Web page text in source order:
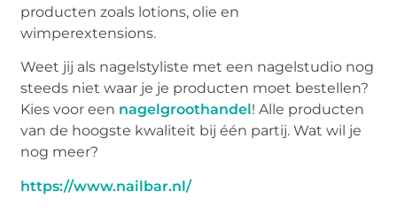
producten zoals lotions, olie en
wimperextensions.
Weet jij als nagelstyliste met een nagelstudio nog
steeds niet waar je je producten moet bestellen?
Kies voor een nagelgroothandel! Alle producten
van de hoogste kwaliteit bij één partij. Wat wil je
nog meer?
https://www.nailbar.nl/